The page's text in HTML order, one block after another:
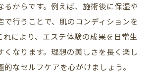
るからです。例えば、施術後に保湿や
で行うことで、肌のコンディションを
れにより、エステ体験の成果を日常生
くなります。理想の美しさを長く楽し
なセルフケアを心がけましょう。